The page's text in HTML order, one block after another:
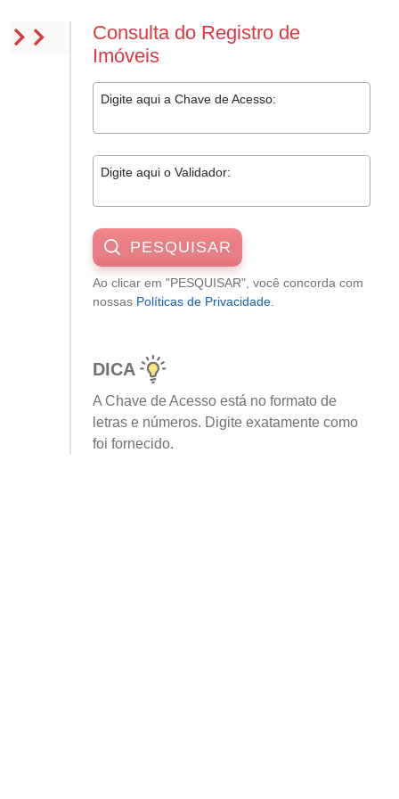
Consulta do Registro de
Imóveis
Digite aqui a Chave de Acesso:
Digite aqui o Validador:
PESQUISAR
Ao clicar em "PESQUISAR", você concorda com
nossas Políticas de Privacidade.
DICA
A Chave de Acesso está no formato de
letras e números. Digite exatamente como
foi fornecido.